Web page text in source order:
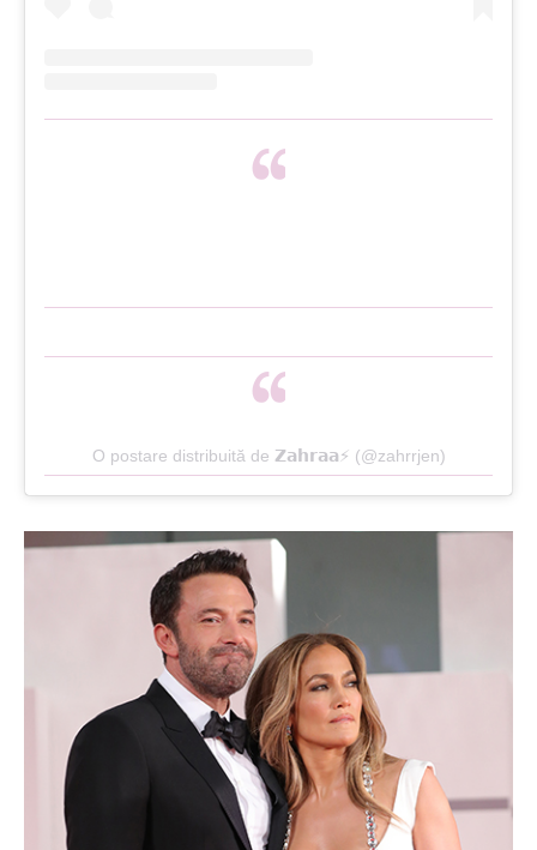
O postare distribuită de 𝗭𝗮𝗵𝗿𝗮𝗮⚡️ (@zahrrjen)